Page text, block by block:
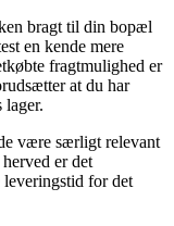
bragt til din bopæl
en kende mere
fragtmulighed er
at du har
lager.
være særligt relevant
er det
leveringstid for det